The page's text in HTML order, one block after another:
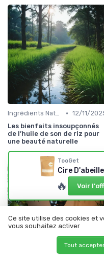
Ingrédients Naturels et Leurs Propriétés • 12/11/
Les bienfaits insoupçonnés
de l’huile de son de riz pour
une beauté naturelle
TooGet
Cire
🔥 Voir
Ce site utilise des cookies et
vous souhaitez activer
Tout